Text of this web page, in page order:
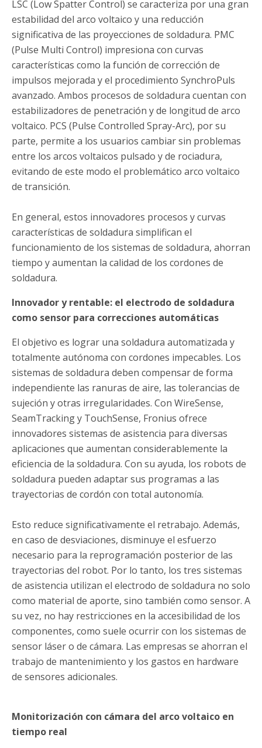
LSC (Low Spatter Control) se caracteriza por una gran
estabilidad del arco voltaico y una reducción
significativa de las proyecciones de soldadura. PMC
(Pulse Multi Control) impresiona con curvas
características como la función de corrección de
impulsos mejorada y el procedimiento SynchroPuls
avanzado. Ambos procesos de soldadura cuentan con
estabilizadores de penetración y de longitud de arco
voltaico. PCS (Pulse Controlled Spray-Arc), por su
parte, permite a los usuarios cambiar sin problemas
entre los arcos voltaicos pulsado y de rociadura,
evitando de este modo el problemático arco voltaico
de transición.
En general, estos innovadores procesos y curvas
características de soldadura simplifican el
funcionamiento de los sistemas de soldadura, ahorran
tiempo y aumentan la calidad de los cordones de
soldadura.
Innovador y rentable: el electrodo de soldadura
como sensor para correcciones automáticas
El objetivo es lograr una soldadura automatizada y
totalmente autónoma con cordones impecables. Los
sistemas de soldadura deben compensar de forma
independiente las ranuras de aire, las tolerancias de
sujeción y otras irregularidades. Con WireSense,
SeamTracking y TouchSense, Fronius ofrece
innovadores sistemas de asistencia para diversas
aplicaciones que aumentan considerablemente la
eficiencia de la soldadura. Con su ayuda, los robots de
soldadura pueden adaptar sus programas a las
trayectorias de cordón con total autonomía.
Esto reduce significativamente el retrabajo. Además,
en caso de desviaciones, disminuye el esfuerzo
necesario para la reprogramación posterior de las
trayectorias del robot. Por lo tanto, los tres sistemas
de asistencia utilizan el electrodo de soldadura no solo
como material de aporte, sino también como sensor. A
su vez, no hay restricciones en la accesibilidad de los
componentes, como suele ocurrir con los sistemas de
sensor láser o de cámara. Las empresas se ahorran el
trabajo de mantenimiento y los gastos en hardware
de sensores adicionales.
Monitorización con cámara del arco voltaico en
tiempo real